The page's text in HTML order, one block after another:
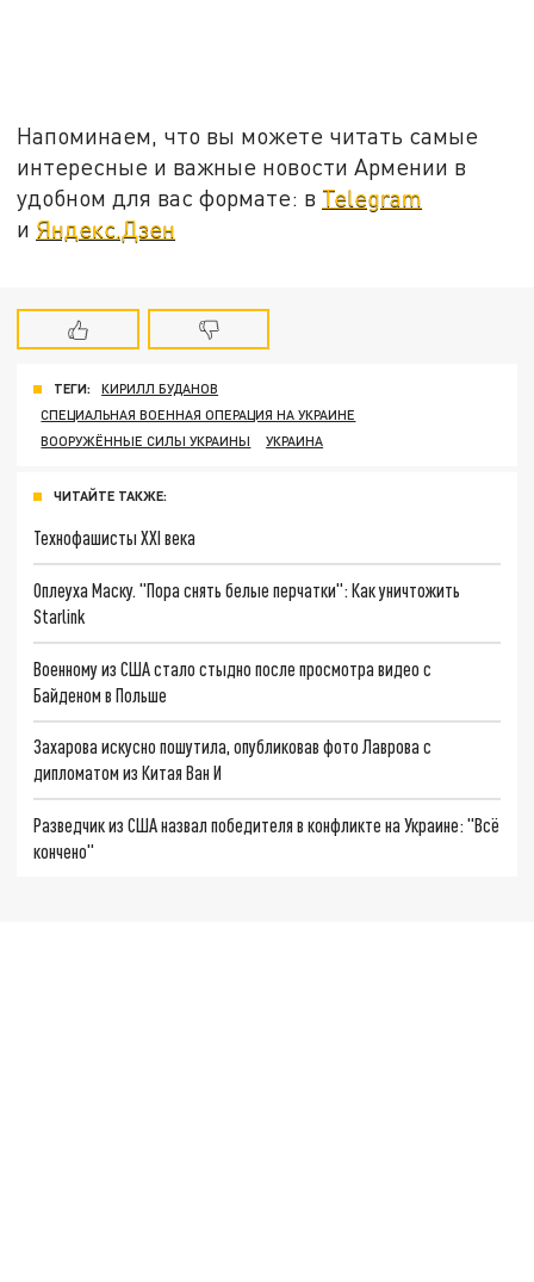
Напоминаем, что вы можете читать самые
интересные и важные новости Армении в
удобном для вас формате: в Telegram
и Яндекс.Дзен
ТЕГИ:
КИРИЛЛ БУДАНОВ
СПЕЦИАЛЬНАЯ ВОЕННАЯ ОПЕРАЦИЯ НА УКРАИНЕ
ВООРУЖЁННЫЕ СИЛЫ УКРАИНЫ
УКРАИНА
ЧИТАЙТЕ ТАКЖЕ:
Технофашисты XXI века
Оплеуха Маску. "Пора снять белые перчатки": Как уничтожить
Starlink
Военному из США стало стыдно после просмотра видео с
Байденом в Польше
Захарова искусно пошутила, опубликовав фото Лаврова с
дипломатом из Китая Ван И
Разведчик из США назвал победителя в конфликте на Украине: "Всё
кончено"